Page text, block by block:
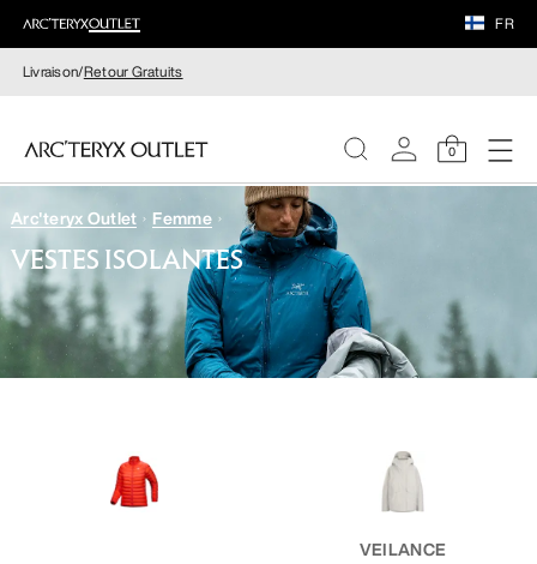
FR
Livraison/Retour Gratuits
0
FEMME
HOMME
Arc'teryx Outlet Femme
VESTES ISOLANTES
VEILANCE